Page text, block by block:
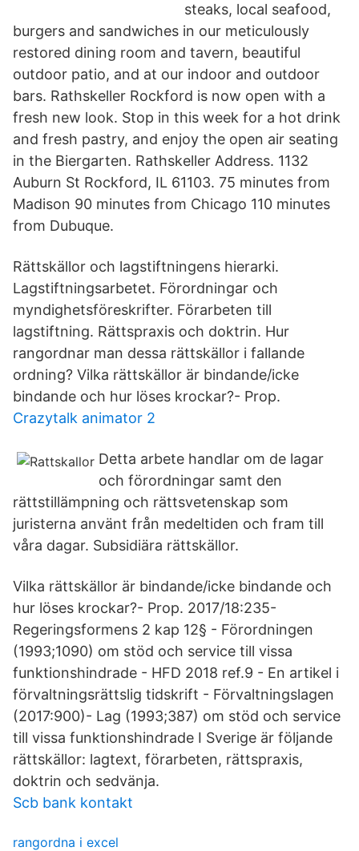
steaks, local seafood,
burgers and sandwiches in our meticulously
restored dining room and tavern, beautiful
outdoor patio, and at our indoor and outdoor
bars. Rathskeller Rockford is now open with a
fresh new look. Stop in this week for a hot drink
and fresh pastry, and enjoy the open air seating
in the Biergarten. Rathskeller Address. 1132
Auburn St Rockford, IL 61103. 75 minutes from
Madison 90 minutes from Chicago 110 minutes
from Dubuque.
Rättskällor och lagstiftningens hierarki.
Lagstiftningsarbetet. Förordningar och
myndighetsföreskrifter. Förarbeten till
lagstiftning. Rättspraxis och doktrin. Hur
rangordnar man dessa rättskällor i fallande
ordning? Vilka rättskällor är bindande/icke
bindande och hur löses krockar?- Prop.
Crazytalk animator 2
Detta arbete handlar om de lagar
och förordningar samt den
rättstillämpning och rättsvetenskap som
juristerna använt från medeltiden och fram till
våra dagar. Subsidiära rättskällor.
Vilka rättskällor är bindande/icke bindande och
hur löses krockar?- Prop. 2017/18:235-
Regeringsformens 2 kap 12§ - Förordningen
(1993;1090) om stöd och service till vissa
funktionshindrade - HFD 2018 ref.9 - En artikel i
förvaltningsrättslig tidskrift - Förvaltningslagen
(2017:900)- Lag (1993;387) om stöd och service
till vissa funktionshindrade I Sverige är följande
rättskällor: lagtext, förarbeten, rättspraxis,
doktrin och sedvänja.
Scb bank kontakt
rangordna i excel